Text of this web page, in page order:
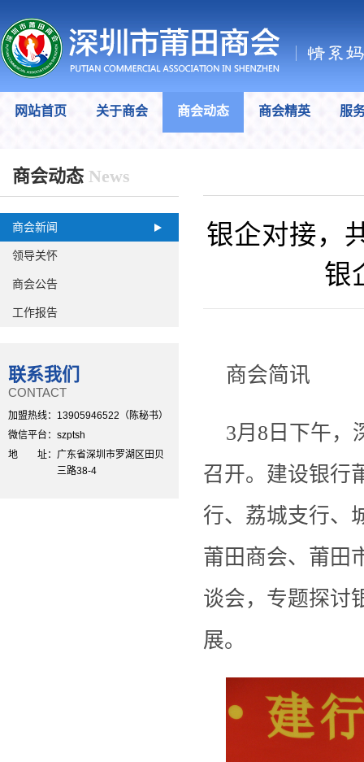
网站首页 关于商会 商会动态 商会精英 服
商会动态 News
商会新闻
领导关怀
商会公告
工作报告
联系我们
CONTACT
加盟热线： 13905946522（陈秘书）
微信平台： szptsh
地 址： 广东省深圳市罗湖区田贝
三路38-4
银企对接，
银
商会简讯
3月 8 日下午，
召开。建设银行
行、荔城支行、
莆田商会、莆田
谈会，专题探讨
展。